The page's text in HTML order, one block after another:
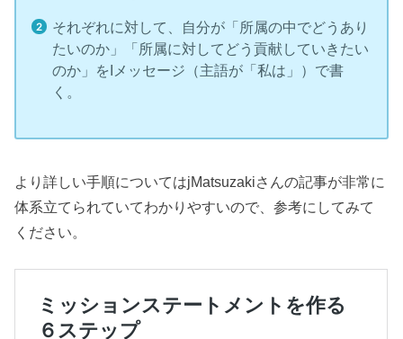
それぞれに対して、自分が「所属の中でどうあり
たいのか」「所属に対してどう貢献していきたい
のか」をIメッセージ（主語が「私は」）で書
く。
より詳しい手順についてはjMatsuzakiさんの記事が非常に
体系立てられていてわかりやすいので、参考にしてみて
ください。